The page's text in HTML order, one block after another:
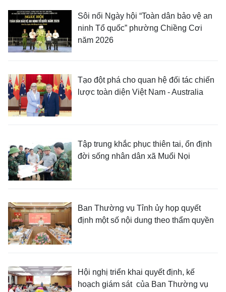
Sôi nổi Ngày hội “Toàn dân bảo vệ an
ninh Tổ quốc” phường Chiềng Cơi
năm 2026
Tạo đột phá cho quan hệ đối tác chiến
lược toàn diện Việt Nam - Australia
Tập trung khắc phục thiên tai, ổn định
đời sống nhân dân xã Muổi Nọi
Ban Thường vụ Tỉnh ủy họp quyết
định một số nội dung theo thẩm quyền
Hội nghị triển khai quyết định, kế
hoạch giám sát của Ban Thường vụ